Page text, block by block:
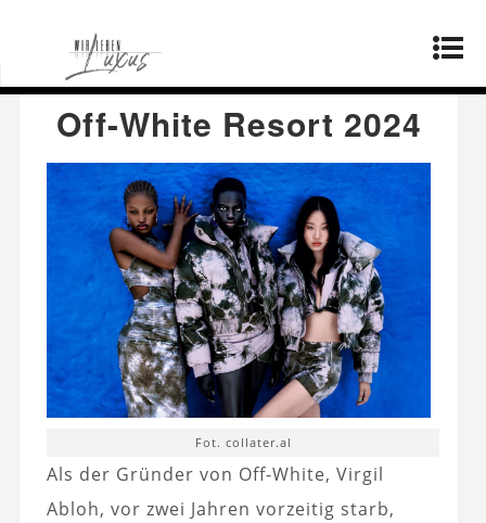
Startseite»
Off-White Resort 2024
Fot. collater.al
Als der Gründer von Off-White, Virgil
Abloh, vor zwei Jahren vorzeitig starb,